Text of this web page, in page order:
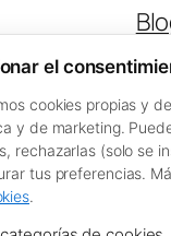
el
cookies propias y
y de marketing.
rechazarlas (solo se
tus preferencias.
.